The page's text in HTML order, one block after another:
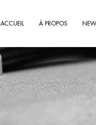
ACCUEIL À PROPOS